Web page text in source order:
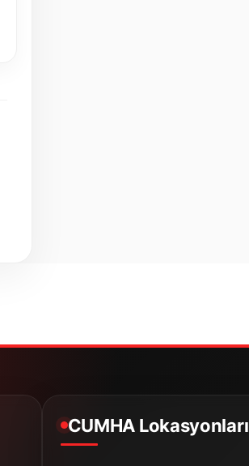
CUMHA Lokasyonları